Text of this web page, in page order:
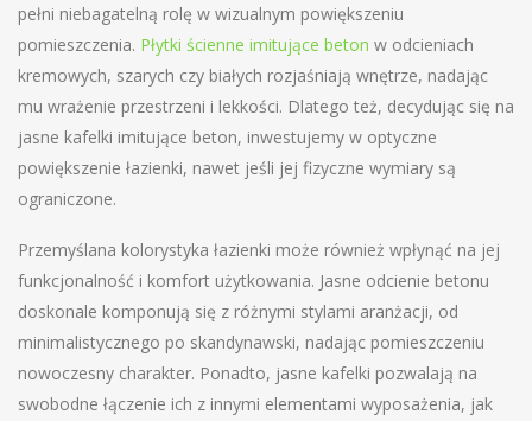
pełni niebagatelną rolę w wizualnym powiększeniu
pomieszczenia. Płytki ścienne imitujące beton w odcieniach
kremowych, szarych czy białych rozjaśniają wnętrze, nadając
mu wrażenie przestrzeni i lekkości. Dlatego też, decydując się na
jasne kafelki imitujące beton, inwestujemy w optyczne
powiększenie łazienki, nawet jeśli jej fizyczne wymiary są
ograniczone.
Przemyślana kolorystyka łazienki może również wpłynąć na jej
funkcjonalność i komfort użytkowania. Jasne odcienie betonu
doskonale komponują się z różnymi stylami aranżacji, od
minimalistycznego po skandynawski, nadając pomieszczeniu
nowoczesny charakter. Ponadto, jasne kafelki pozwalają na
swobodne łączenie ich z innymi elementami wyposażenia, jak